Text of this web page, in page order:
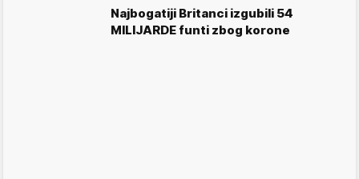
Najbogatiji Britanci izgubili 54
MILIJARDE funti zbog korone